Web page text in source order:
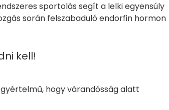
sportolás segít a lelki egyensúly
során felszabaduló endorfin hormon
kell!
hogy várandósság alatt